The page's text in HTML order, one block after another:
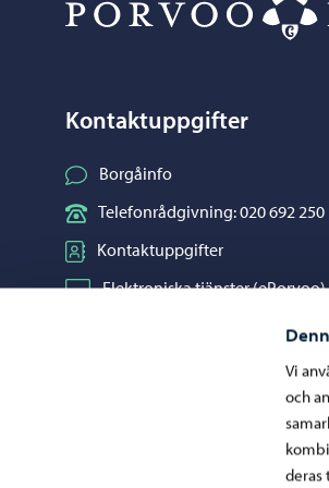
Vi
och
deras
Kontaktuppgifter
Borgåinfo
Telefonrådgivning: 020 692 250
Kontaktuppgifter
Elektroniska tjänster (ePorvoo)
Kartor och lägesinformation